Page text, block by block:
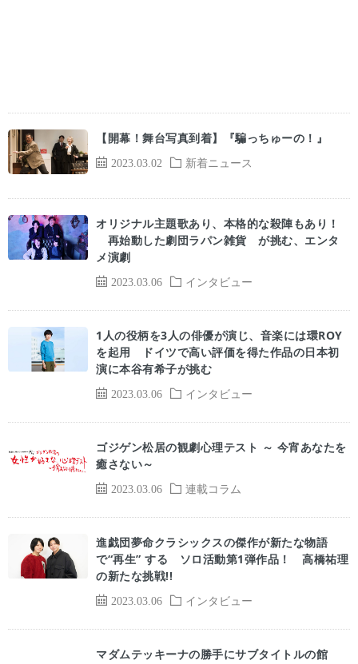
2023.03.02 新着ニュース
【開幕！舞台写真到着】『騙っちゅーの！』
2023.03.06 インタビュー
オリジナル主題歌あり、本格的な殺陣もあり！
再始動した劇団ラパン雑貨ゝが挑む、エンタ
メ演劇
2023.03.06 インタビュー
1人の役柄を3人の俳優が演じ、音楽には環ROY
を起用 ドイツで高い評価を得た作品の日本初
演に本谷有希子が挑む
2023.03.06 連載コラム
ゴジゲン松居の観劇心理テスト ～ 今宵あなたを
癒さない～
2023.03.06 インタビュー
進戯団夢命クラシックスの傑作が新たな物語
で“再生” する ソロ活動第1弾作品！ 高橋祐理
の新たな挑戦!!
マダムテッキーナの勝手にサブタイトルの館